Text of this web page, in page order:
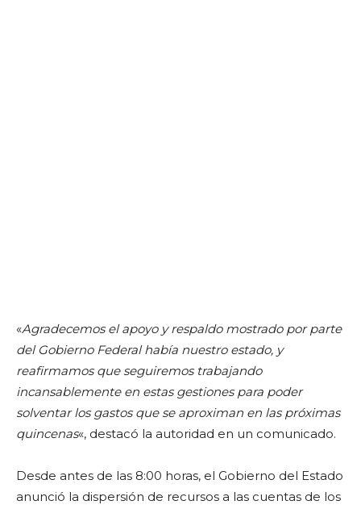
«Agradecemos el apoyo y respaldo mostrado por parte
del Gobierno Federal había nuestro estado, y
reafirmamos que seguiremos trabajando
incansablemente en estas gestiones para poder
solventar los gastos que se aproximan en las próximas
quincenas«, destacó la autoridad en un comunicado.
Desde antes de las 8:00 horas, el Gobierno del Estado
anunció la dispersión de recursos a las cuentas de los